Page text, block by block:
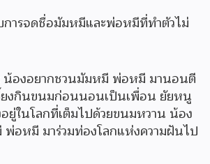
ารจดชื่อมัมหมีและพ่อหมีที่ทำตัวไม่
น้องอยากชวนมัมหมี พ่อหมี มานอนตี
ยงกินขนมก่อนนอนเป็นเพื่อน ยัยหนู
ยู่ในโลกที่เต็มไปด้วยขนมหวาน น้อง
พ่อหมี มาร่วมท่องโลกแห่งความฝันไป